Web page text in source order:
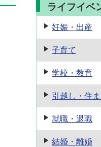
ライフイベ
妊娠・出産
子育て
学校・教育
引越し・住
就職・退職
結婚・離婚